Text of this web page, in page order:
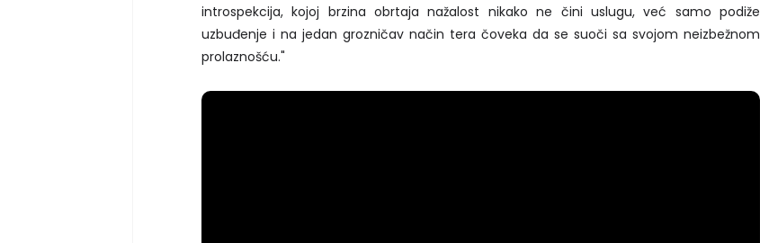
introspekcija, kojoj brzina obrtaja nažalost nikako ne čini uslugu, već samo podiže
uzbuđenje i na jedan grozničav način tera čoveka da se suoči sa svojom neizbežnom
prolaznošću."